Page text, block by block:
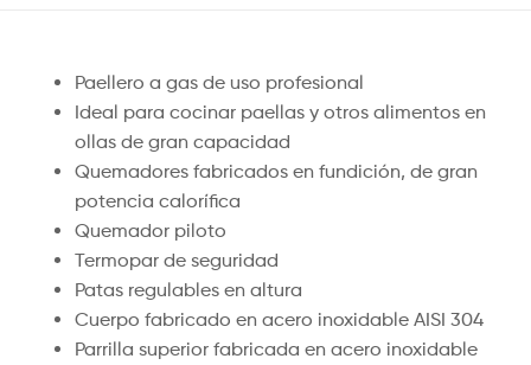
Paellero a gas de uso profesional
Ideal para cocinar paellas y otros alimentos en
ollas de gran capacidad
Quemadores fabricados en fundición, de gran
potencia calorífica
Quemador piloto
Termopar de seguridad
Patas regulables en altura
Cuerpo fabricado en acero inoxidable AISI 304
Parrilla superior fabricada en acero inoxidable